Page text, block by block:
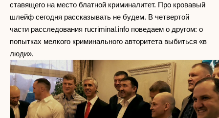
ставящего на место блатной криминалитет. Про кровавый
шлейф сегодня рассказывать не будем. В четвертой
части расследования rucriminal.info поведаем о другом: о
попытках мелкого криминального авторитета выбиться «в
люди».